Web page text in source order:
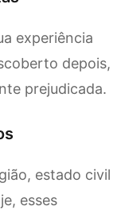
experiência
depois,
prejudicada.
estado civil
esses